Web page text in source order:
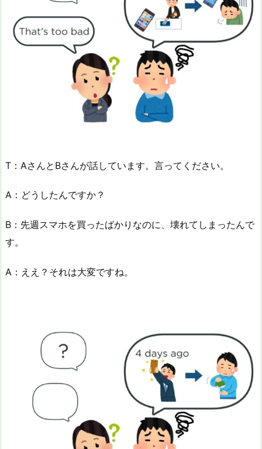
T：AさんとBさんが話しています。言ってください。
A：どうしたんですか？
B：先週スマホを買ったばかりなのに、壊れてしまったんで
す。
A：ええ？それは大変ですね。